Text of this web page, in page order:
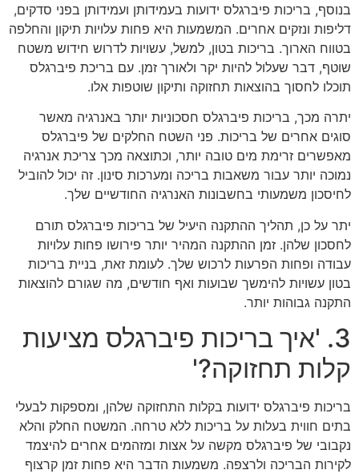
בנוסף, בריכות פיברגלס ידועות בעמידותן ועמידותן בפני סדקים,
דליפות ונזקים אחרים. המשמעות היא פחות עלויות תיקון והחלפה
בטווח הארוך. בריכות בטון, למשל, עשויות לדרוש חידוש משטח
שוטף, דבר שעלול להיות יקר ולאורך זמן. עם בריכת פיברגלס
תוכלו לחסוך בהוצאות תחזוקה ותיקון שוטפות אלו.
יתרה מכך, בריכות פיברגלס חסכוניות יותר באנרגיה מאשר
סוגים אחרים של בריכות. פני השטח החלקים של פיברגלס
מאפשרים זרימת מים טובה יותר, וכתוצאה מכך צריכת אנרגיה
נמוכה יותר עבור משאבות בריכה ומערכות סינון. זה יכול להוביל
לחיסכון משמעותי בחשבונות האנרגיה החודשיים שלך.
יתר על כן, תהליך ההתקנה היעיל של בריכות פיברגלס תורם
לחסכון שלהן. זמן ההתקנה המהיר יותר פירושו פחות עלויות
עבודה ופחות הפרעות לרכוש שלך. לעומת זאת, בניית בריכות
בטון עשויות להימשך שבועות ואף חודשים, מה שגורם להוצאות
התקנה גבוהות יותר.
3. 'איך בריכות פיברגלס מציעות
קלות תחזוקה?'
בריכות פיברגלס ידועות בקלות התחזוקה שלהן, ומספקות לבעלי
בתים חווית בעלות על בריכות ללא טרחה. המשטח החלק והלא
נקבובי של פיברגלס מקשה על אצות ומזהמים אחרים להיצמד
לקירות הבריכה ולרצפה. משמעות הדבר היא פחות זמן קרצוף